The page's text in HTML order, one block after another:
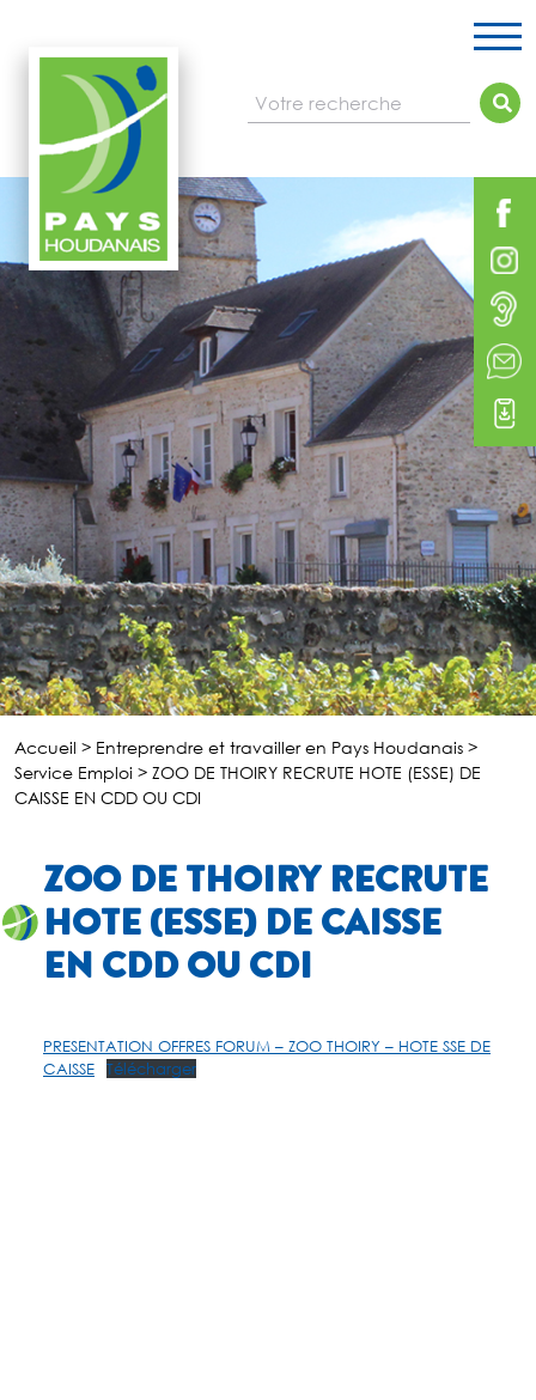
Votre recherche
Accueil > Entreprendre et travailler en Pays Houdanais >
Service Emploi > ZOO DE THOIRY RECRUTE HOTE (ESSE) DE
CAISSE EN CDD OU CDI
ZOO DE THOIRY RECRUTE
HOTE (ESSE) DE CAISSE
EN CDD OU CDI
PRESENTATION OFFRES FORUM – ZOO THOIRY – HOTE SSE DE
CAISSE
Télécharger